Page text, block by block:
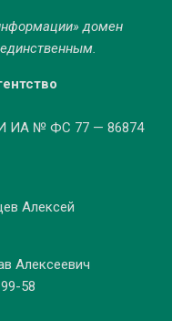
домен
ИА № ФС 77 — 86874
Алексей
Алексеевич
58